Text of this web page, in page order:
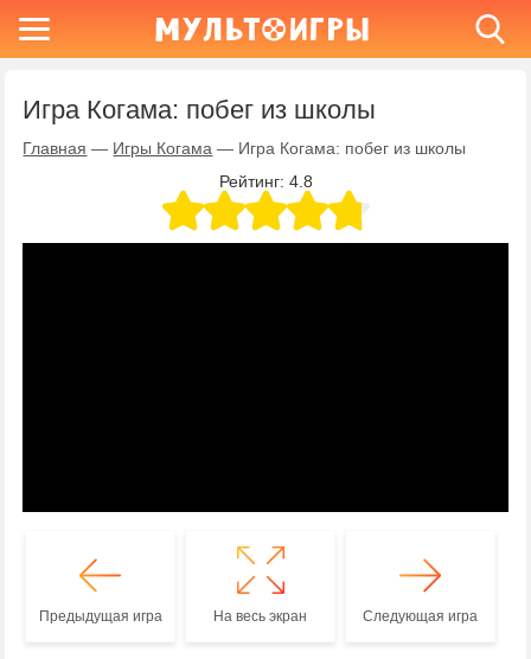
Игра Когама: побег из школы
Главная — Игры Когама — Игра Когама: побег из школы
Рейтинг: 4.8
Предыдущая игра На весь экран Следующая игра